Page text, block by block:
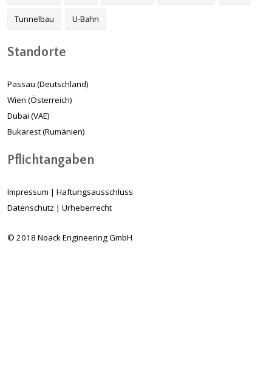
Tunnelbau U-Bahn
Standorte
Passau (Deutschland)
Wien (Österreich)
Dubai (VAE)
Bukarest (Rumänien)
Pflichtangaben
Impressum | Haftungsausschluss
Datenschutz | Urheberrecht
© 2018 Noack Engineering GmbH